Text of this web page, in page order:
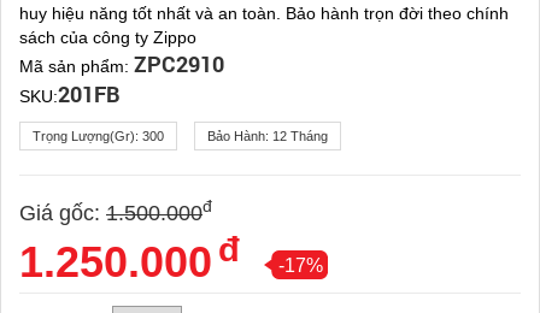
huy hiệu năng tốt nhất và an toàn. Bảo hành trọn đời theo chính
sách của công ty Zippo
Mã sản phẩm: ZPC2910
SKU:201FB
Trọng Lượng(gr): 300 Bảo Hành: 12 Tháng
Giá gốc: 1.500.000đ
1.250.000 đ -17%